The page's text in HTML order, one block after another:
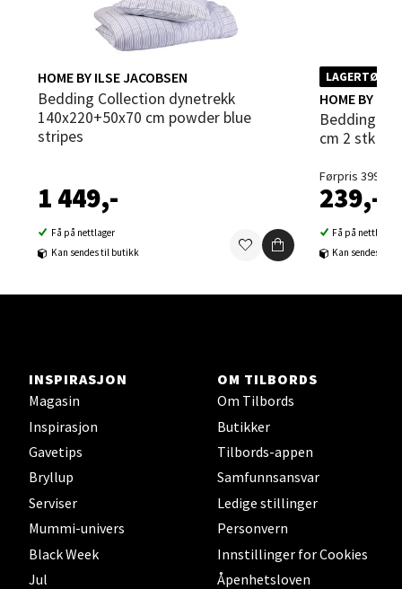
HOME BY ILSE JACOBSEN
Bedding Collection dynetrekk
140x220+50x70 cm powder blue
stripes
1 449,-
Få på nettlager
Kan sendes til butikk
HOME BY
Bedding Collection putetrekk 60x63
cm 2 stk
Førpris 399,-
239,-
Få på nettlager
Kan sendes til
INSPIRASJON
Magasin
Inspirasjon
Gavetips
Bryllup
Serviser
Mummi-univers
Black Week
Jul
OM TILBORDS
Om Tilbords
Butikker
Tilbords-appen
Samfunnsansvar
Ledige stillinger
Personvern
Innstillinger for Cookies
Åpenhetsloven
Steinkjer - Thon Senter Steinkjer
Åpent i dag 10-20
0 i butikk
Leirvik - Stord
Torgbakken 2, 5401 Stord
Åpent i dag 10-17
0 i butikk